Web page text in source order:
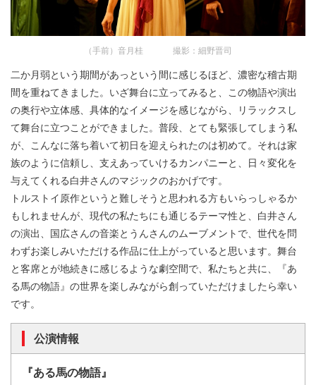
（手前）音月桂 撮影：細野晋司
二か月弱という期間があっという間に感じるほど、濃密な稽古期
間を重ねてきました。いざ舞台に立ってみると、この物語や演出
の奥行や立体感、具体的なイメージを感じながら、リラックスし
て舞台に立つことができました。普段、とても緊張してしまう私
が、こんなに落ち着いて初日を迎えられたのは初めて。それは家
族のように信頼し、支えあっていけるカンパニーと、日々変化を
与えてくれる白井さんのマジックのおかげです。
トルストイ原作というと難しそうと思われる方もいらっしゃるか
もしれませんが、現代の私たちにも通じるテーマ性と、白井さん
の演出、国広さんの音楽とうんさんのムーブメントで、世代を問
わずお楽しみいただける作品に仕上がっていると思います。舞台
と客席とが地続きに感じるような劇空間で、私たちと共に、『あ
る馬の物語』の世界を楽しみながら創っていただけましたら幸い
です。
公演情報
『ある馬の物語』